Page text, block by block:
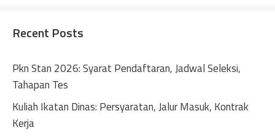
a
i
v
e
:
Recent Posts
Pkn Stan 2026: Syarat Pendaftaran, Jadwal Seleksi,
Tahapan Tes
Kuliah Ikatan Dinas: Persyaratan, Jalur Masuk, Kontrak
Kerja